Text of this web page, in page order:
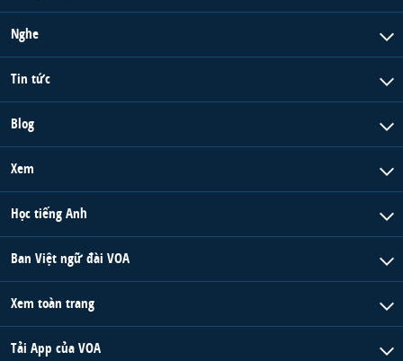
Nghe
Tin tức
Blog
Xem
Học tiếng Anh
Ban Việt ngữ đài VOA
Xem toàn trang
Tải App của VOA